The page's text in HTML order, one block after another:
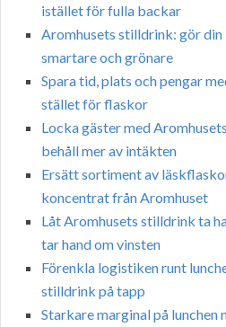
istället för fulla backar
Aromhusets stilldrink: gör din
smartare och grönare
Spara tid, plats och pengar
stället för flaskor
Locka gäster med
behåll mer av intäkten
Ersätt sortiment av
koncentrat från Aromhuset
Låt Aromhusets stilldrink ta
tar hand om vinsten
Förenkla logistiken runt
stilldrink på tapp
Starkare marginal på lunchen